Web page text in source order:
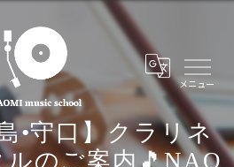
•守口】クラリネ
ルのご案内🎵NAO